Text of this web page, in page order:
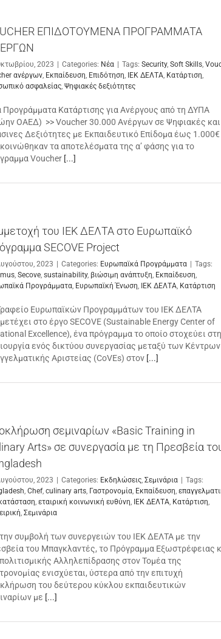
ΕΠΙΔΟΤΟΥΜΕΝΑ ΠΡΟΓΡΑΜΜΑΤΑ
2023 Categories: Νέα Tags: Security, Soft Skills,
ανέργων, Εκπαίδευση, Επιδότηση, ΙΕΚ ΔΕΛΤΑ, Κατάρτιση,
ασφαλείας, Ψηφιακές δεξιότητες
Προγράμματα Κατάρτισης για Ανέργους από τη ΔΥΠΑ
ΟΑΕΔ) >> Voucher 30.000 Ανέργων σε Ψηφιακές και
Δεξιότητες με Εκπαιδευτικό Επίδομα έως 1.000€
τα αποτελέσματα της α’ φάσης για το
Voucher [...]
του ΙΕΚ ΔΕΛΤΑ στο Ευρωπαϊκό
SECOVE Project
2023 Categories: Ευρωπαϊκά Προγράμματα
Tags:
, Secove, sustainability, βιώσιμη ανάπτυξη, Εκπαίδευση,
Προγράμματα, Ευρωπαϊκή Ένωση, ΙΕΚ ΔΕΛΤΑ, Κατάρτιση
Ευρωπαϊκών Προγραμμάτων του ΙΕΚ ΔΕΛΤΑ
στο έργο SECOVE (Sustainable Energy Center of
Excellence), ένα πρόγραμμα το οποίο στοχεύει στη
ενός δικτύου συνεργασίας μεταξύ των Κέντρων
Αριστείας (CoVEs) στον [...]
σεμιναρίων «Basic Training in
Arts» σε συνεργασία με τη Πρεσβεία
2023 Categories: Εκδηλώσεις, Σεμινάρια
Tags:
, Chef, culinary arts, Γαστρονομία, Εκπαίδευση,
, εταιρική κοινωνική ευθύνη, ΙΕΚ ΔΕΛΤΑ, Κατάρτιση,
, Σεμινάρια
συμβολή των συνεργειών του ΙΕΚ ΔΕΛΤΑ με την
του Μπαγκλαντές, το Πρόγραμμα Εξωστρέφειας
Αλληλεπίδρασης στον Τομέα της
ενισχύεται, ύστερα από την επιτυχή
του δεύτερου κύκλου εκπαιδευτικών
με [...]